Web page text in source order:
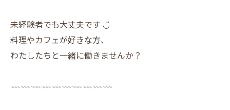
未経験者でも大丈夫です ◡̈
料理やカフェが好きな方、
わたしたちと一緒に働きませんか？
𓇠𓇠𓇠𓇠𓇠𓇠𓇠𓇠𓇠𓇠